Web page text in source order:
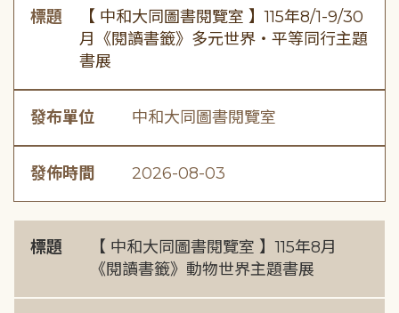
標題
【 中和大同圖書閱覽室 】115年8/1-9/30
月《閱讀書籤》多元世界・平等同行主題
書展
發布單位 中和大同圖書閱覽室
發佈時間 2026-08-03
標題
【 中和大同圖書閱覽室 】115年8月
《閱讀書籤》動物世界主題書展